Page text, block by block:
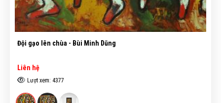
Đội gạo lên chùa - Bùi Minh Dũng
Liên hệ
Lượt xem: 4377